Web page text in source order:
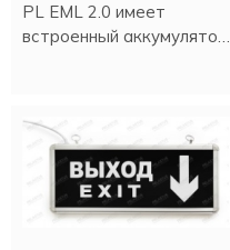
PL EML 2.0 имеет
встроенный аккумулятор.